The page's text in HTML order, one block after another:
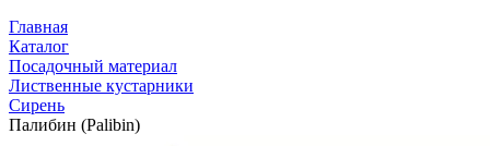
Главная
Каталог
Посадочный материал
Лиственные кустарники
Сирень
Палибин (Palibin)